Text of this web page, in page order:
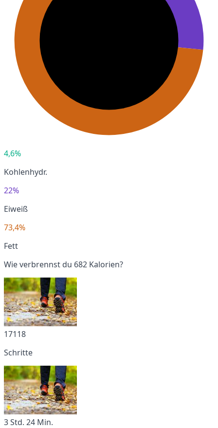
4,6%
Kohlenhydr.
22%
Eiweiß
73,4%
Fett
Wie verbrennst du 682 Kalorien?
17118
Schritte
3 Std. 24 Min.